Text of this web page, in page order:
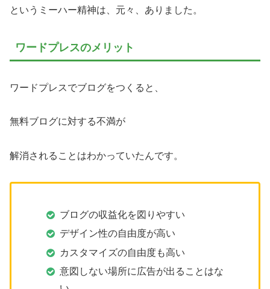
というミーハー精神は、元々、ありました。
ワードプレスのメリット
ワードプレスでブログをつくると、
無料ブログに対する不満が
解消されることはわかっていたんです。
ブログの収益化を図りやすい
デザイン性の自由度が高い
カスタマイズの自由度も高い
意図しない場所に広告が出ることはな